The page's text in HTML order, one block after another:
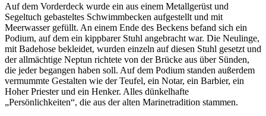
Auf dem Vorderdeck wurde ein aus einem Metallgerüst und
Segeltuch gebasteltes Schwimmbecken aufgestellt und mit
Meerwasser gefüllt. An einem Ende des Beckens befand sich ein
Podium, auf dem ein kippbarer Stuhl angebracht war. Die Neulinge,
mit Badehose bekleidet, wurden einzeln auf diesen Stuhl gesetzt und
der allmächtige Neptun richtete von der Brücke aus über Sünden,
die jeder begangen haben soll. Auf dem Podium standen außerdem
vermummte Gestalten wie der Teufel, ein Notar, ein Barbier, ein
Hoher Priester und ein Henker. Alles dünkelhafte
Persönlichkeiten , die aus der alten Marinetradition stammen.